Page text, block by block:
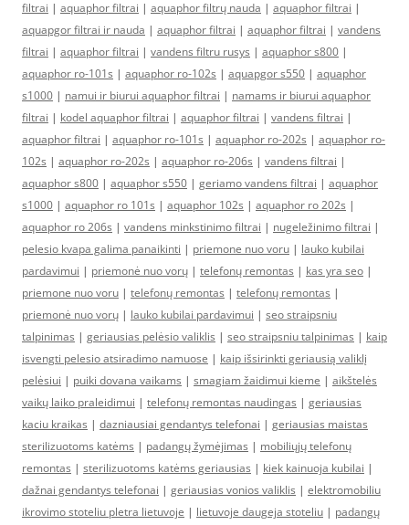
filtrai | aquaphor filtrai | aquaphor filtrų nauda | aquaphor filtrai |
aquapgor filtrai ir nauda | aquaphor filtrai | aquaphor filtrai | vandens
filtrai | aquaphor filtrai | vandens filtru rusys | aquaphor s800 |
aquaphor ro-101s | aquaphor ro-102s | aquapgor s550 | aquaphor
s1000 | namui ir biurui aquaphor filtrai | namams ir biurui aquaphor
filtrai | kodel aquaphor filtrai | aquaphor filtrai | vandens filtrai |
aquaphor filtrai | aquaphor ro-101s | aquaphor ro-202s | aquaphor ro-
102s | aquaphor ro-202s | aquaphor ro-206s | vandens filtrai |
aquaphor s800 | aquaphor s550 | geriamo vandens filtrai | aquaphor
s1000 | aquaphor ro 101s | aquaphor 102s | aquaphor ro 202s |
aquaphor ro 206s | vandens minkstinimo filtrai | nugeležinimo filtrai |
pelesio kvapa galima panaikinti | priemone nuo voru | lauko kubilai
pardavimui | priemonė nuo vorų | telefonų remontas | kas yra seo |
priemone nuo voru | telefonų remontas | telefonų remontas |
priemonė nuo vorų | lauko kubilai pardavimui | seo straipsniu
talpinimas | geriausias pelėsio valiklis | seo straipsniu talpinimas | kaip
isvengti pelesio atsiradimo namuose | kaip išsirinkti geriausią valiklį
pelėsiui | puiki dovana vaikams | smagiam žaidimui kieme | aikštelės
vaikų laiko praleidimui | telefonų remontas naudingas | geriausias
kaciu kraikas | dazniausiai gendantys telefonai | geriausias maistas
sterilizuotoms katėms | padangų žymėjimas | mobiliųjų telefonų
remontas | sterilizuotoms katėms geriausias | kiek kainuoja kubilai |
dažnai gendantys telefonai | geriausias vonios valiklis | elektromobiliu
ikrovimo stoteliu pletra lietuvoje | lietuvoje daugeja stoteliu | padangų